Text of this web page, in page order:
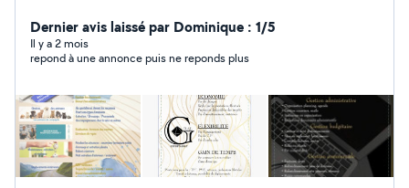
les particuliers. Le but : vous aider dans votre quotidien.
Je suis disponible pour différentes prestations, aide au
courses, garde et promenade d'animaux, et pleins
pas à me contacter, je serai ravie de vous rencontrer. Je
peux me déplacer gratuitement à votre domicile pour
qu'on puisse se rencontrer et se connaître davantage.
La confiance est primordial. Merci pour votre confiance.
Dernier avis laissé par Dominique : 1/5
Il y a 2 mois
repond à une annonce puis ne reponds plus